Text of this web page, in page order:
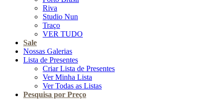
Riva
Studio Nun
Traço
VER TUDO
Sale
Nossas Galerias
Lista de Presentes
Criar Lista de Presentes
Ver Minha Lista
Ver Todas as Listas
Pesquisa por Preço